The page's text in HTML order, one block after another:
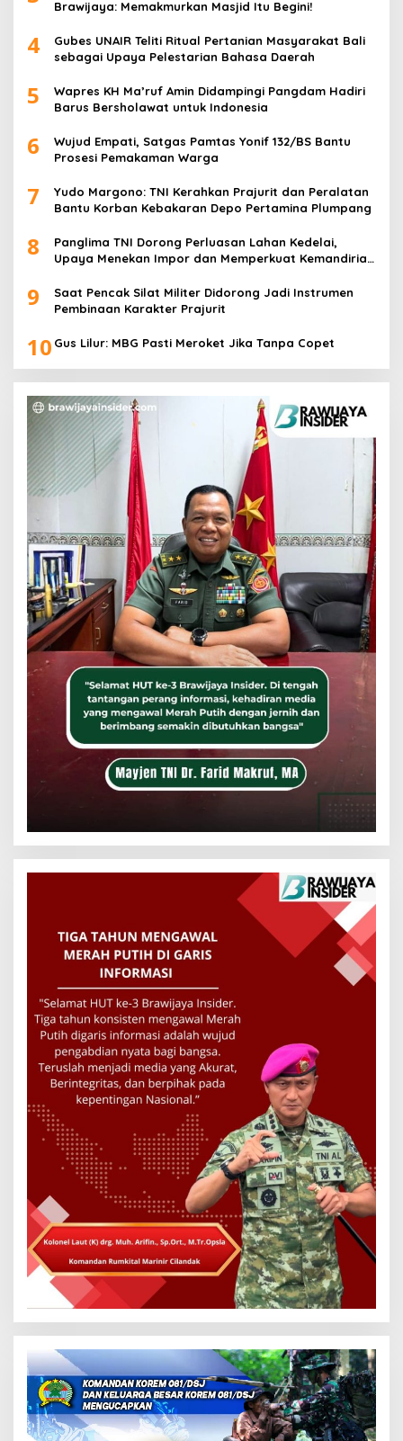
Brawijaya: Memakmurkan Masjid Itu Begini!
4
Gubes UNAIR Teliti Ritual Pertanian Masyarakat Bali
sebagai Upaya Pelestarian Bahasa Daerah
5
Wapres KH Ma’ruf Amin Didampingi Pangdam Hadiri
Barus Bersholawat untuk Indonesia
6
Wujud Empati, Satgas Pamtas Yonif 132/BS Bantu
Prosesi Pemakaman Warga
7
Yudo Margono: TNI Kerahkan Prajurit dan Peralatan
Bantu Korban Kebakaran Depo Pertamina Plumpang
8
Panglima TNI Dorong Perluasan Lahan Kedelai,
Upaya Menekan Impor dan Memperkuat Kemandirian
9
Saat Pencak Silat Militer Didorong Jadi Instrumen
Pembinaan Karakter Prajurit
10 Gus Lilur: MBG Pasti Meroket Jika Tanpa Copet